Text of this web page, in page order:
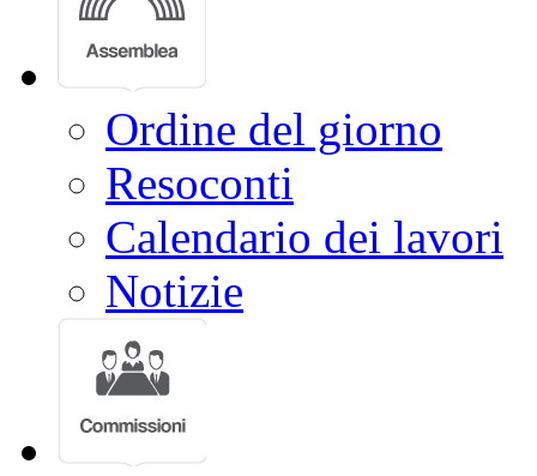
Ordine del giorno
Resoconti
Calendario dei lavori
Notizie